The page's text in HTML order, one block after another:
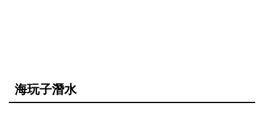
海玩子潛水